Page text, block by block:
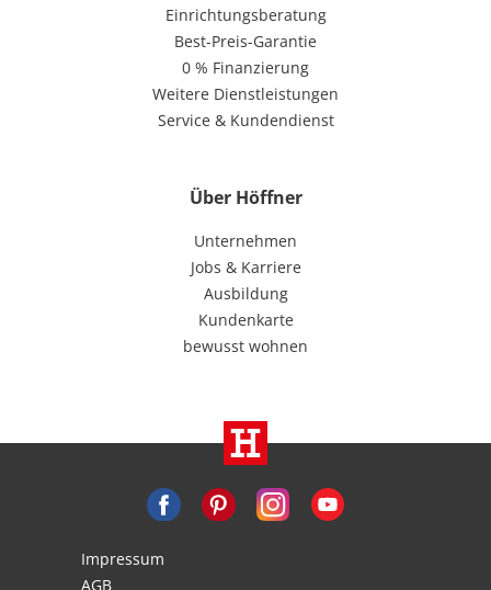
Einrichtungsberatung
Best-Preis-Garantie
0 % Finanzierung
Weitere Dienstleistungen
Service & Kundendienst
Über Höffner
Unternehmen
Jobs & Karriere
Ausbildung
Kundenkarte
bewusst wohnen
Impressum
AGB